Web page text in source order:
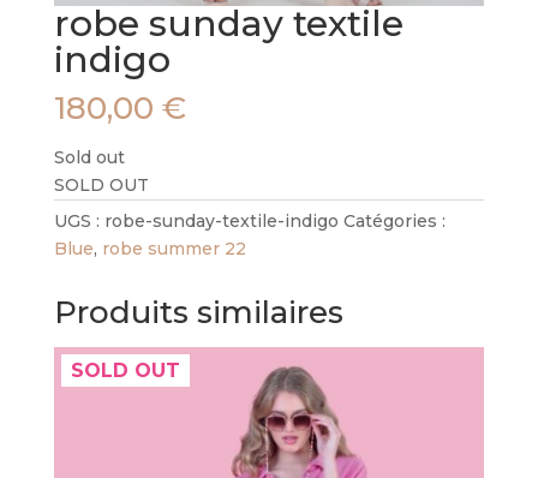
robe sunday textile
indigo
180,00 €
Sold out
SOLD OUT
UGS : robe-sunday-textile-indigo Catégories :
Blue, robe summer 22
Produits similaires
SOLD OUT